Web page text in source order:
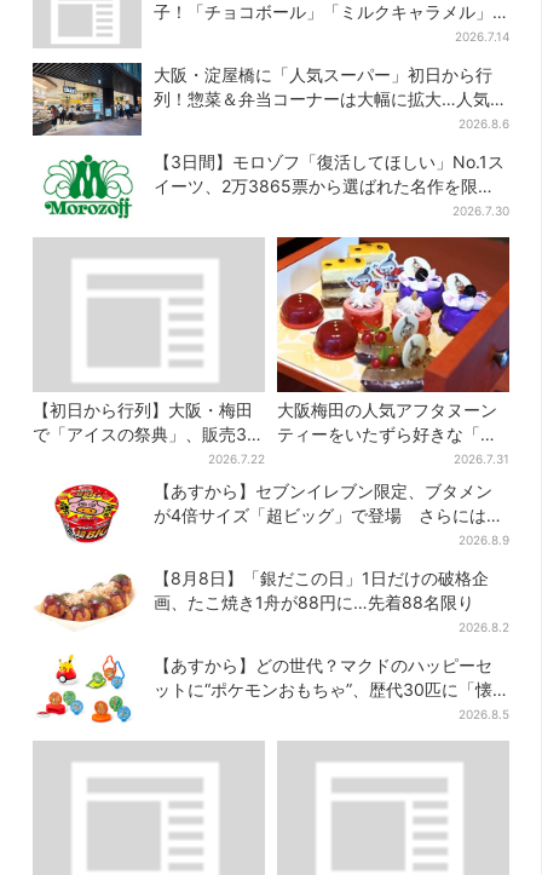
子！「チョコボール」「ミルクキャラメル」
があのスイーツに変身…6年ぶり復活シェイク
2026.7.14
大阪・淀屋橋に「人気スーパー」初日から行
列！惣菜＆弁当コーナーは大幅に拡大…人気商
2026.8.6
【3日間】モロゾフ「復活してほしい」No.1ス
イーツ、2万3865票から選ばれた名作を限定
2026.7.30
【初日から行列】大阪・梅田
で「アイスの祭典」、販売30
分で完売…“ほうせき箱”の限定
メニューも
2026.7.22
大阪梅田の人気アフタヌーン
ティーをいたずら好きな「リ
トルミイ」がジャック！「ム
ーミン」たちとバカンスへ
2026.7.31
【あすから】セブンイレブン限定、ブタメン
が4倍サイズ「超ビッグ」で登場 さらには
2026.8.9
【8月8日】「銀だこの日」1日だけの破格企
画、たこ焼き1舟が88円に…先着88名限り
2026.8.2
【あすから】どの世代？マクドのハッピーセ
ットに“ポケモンおもちゃ”、歴代30匹に「懐
2026.8.5